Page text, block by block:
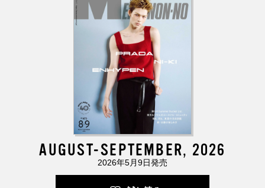
AUGUST-SEPTEMBER, 2026
2026年5月9日発売